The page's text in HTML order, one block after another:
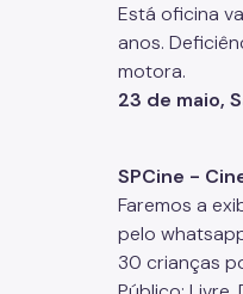
Está oficina
anos.
motora.
23 de maio,
SPCine -
Faremos a
pelo
30 crianças